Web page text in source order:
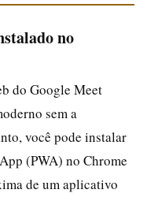
no
do Google Meet
sem a
você pode instalar
(PWA) no Chrome
de um aplicativo